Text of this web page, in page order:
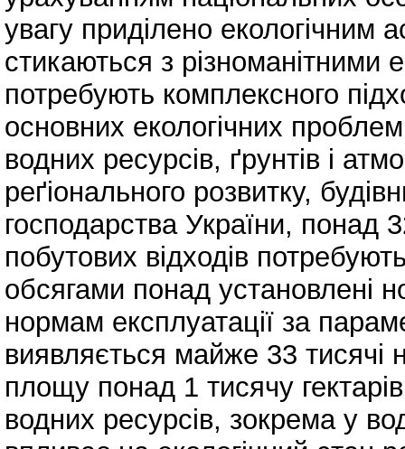
увагу приділено екологічним
стикаються з
потребують комплексного
основних екологічних
водних ресурсів, ґрунтів і
реґіонального розвитку,
господарства України, понад
побутових відходів
обсягами понад установлені
нормам експлуатації за
виявляється майже 33
площу понад 1 тисячу
водних ресурсів, зокрема у